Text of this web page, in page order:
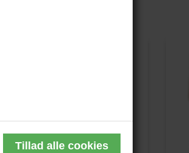
Bent Jessen
2.100,00 DKK